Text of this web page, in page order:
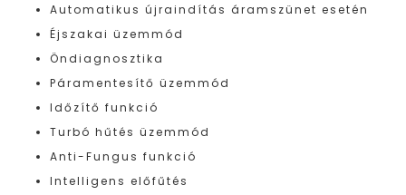
Automatikus újraindítás áramszünet esetén
Éjszakai üzemmód
Öndiagnosztika
Páramentesítő üzemmód
Időzítő funkció
Turbó hűtés üzemmód
Anti-Fungus funkció
Intelligens előfűtés